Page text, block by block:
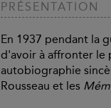
PRÉSENTATION
En 1937 pendant la
d'avoir à affronter le
autobiographie
Rousseau et les